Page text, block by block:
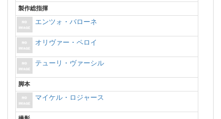
製作総指揮
エンツォ・バローネ
オリヴァー・ペロイ
テューリ・ヴァーシル
脚本
マイケル・ロジャース